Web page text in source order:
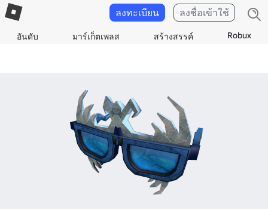
อันดับ มาร์เก็ตเพลส สร้างสรรค์ Robux
ลงทะเบียน ลงชื่อเข้าใช้